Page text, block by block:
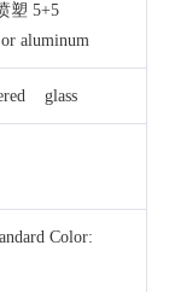
塑 5+5
aluminum
glass
Color: